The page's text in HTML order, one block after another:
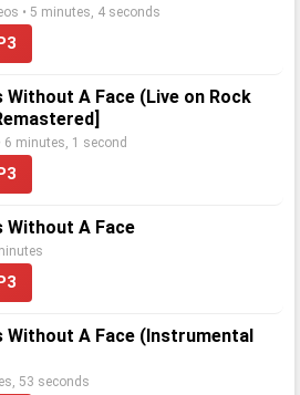
• 5 minutes, 4 seconds
Without A Face (Live on Rock
minutes, 1 second
Without A Face
Without A Face (Instrumental
53 seconds